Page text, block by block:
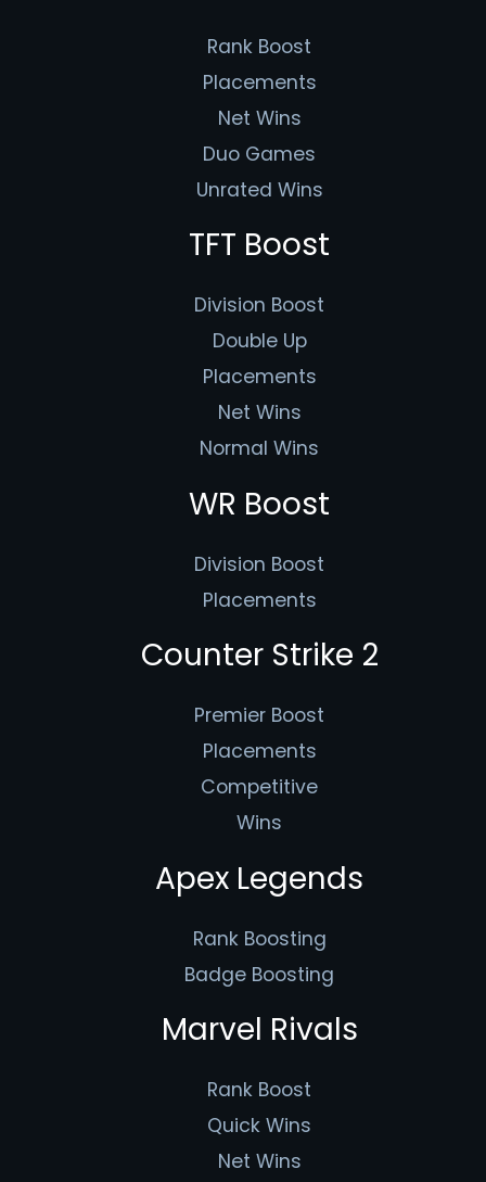
Rank Boost
Placements
Net Wins
Duo Games
Unrated Wins
TFT Boost
Division Boost
Double Up
Placements
Net Wins
Normal Wins
WR Boost
Division Boost
Placements
Counter Strike 2
Premier Boost
Placements
Competitive
Wins
Apex Legends
Rank Boosting
Badge Boosting
Marvel Rivals
Rank Boost
Quick Wins
Net Wins